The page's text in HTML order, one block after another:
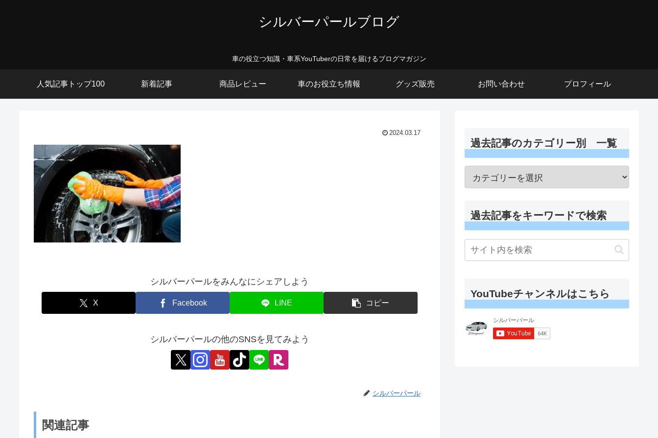
シルバーパールブログ
車の役立つ知識・車系YouTuberの日常を届けるブログマガジン
人気記事トップ100 新着記事 商品レビュー 車のお役立ち情報 グッズ販売 お問い合わせ プロフィール
2024.03.17
シルバーパールをみんなにシェアしよう
X Facebook LINE コピー
シルバーパールの他のSNSを見てみよう
シルバーパール
関連記事
過去記事のカテゴリー別 一覧
過去記事をキーワードで検索
YouTubeチャンネルはこちら